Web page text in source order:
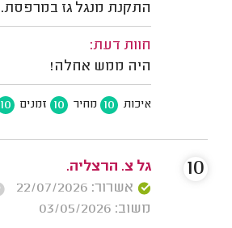
התקנת מנגל גז במרפסת.
חוות דעת:
היה ממש אחלה!
איכות 10 מחיר 10 זמנים 10
גל צ. הרצליה.
אשרור: 22/07/2026
משוב: 03/05/2026
10